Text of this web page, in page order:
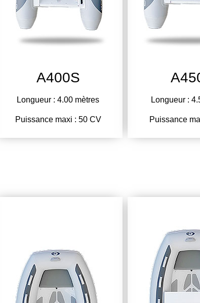
A400S
Longueur : 4.00 mètres
Puissance maxi : 50 CV
Longueur :
Puissance